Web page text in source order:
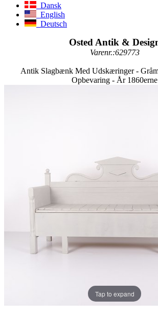
Dansk
English
Deutsch
Osted Antik &
Varenr.:629773
Antik Slagbænk Med Udskæringer -
Opbevaring - År 1860erne
Tap to expand